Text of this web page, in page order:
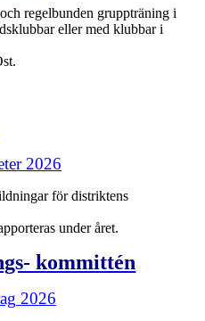
regelbunden gruppträning i
eller med klubbar i
2026
för distriktens
under året.
kommittén
2026